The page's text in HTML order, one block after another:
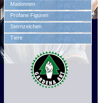
Madonnen
Profane Figuren
Sternzeichen
Tiere